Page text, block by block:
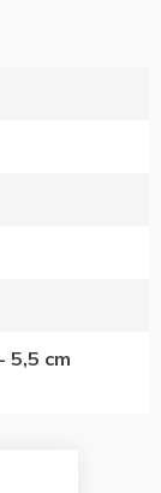
5,5 cm